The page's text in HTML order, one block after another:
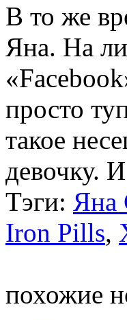
В то же
Яна. На
просто
такое
девочку.
Тэги: Яна
Iron Pills,
похожие